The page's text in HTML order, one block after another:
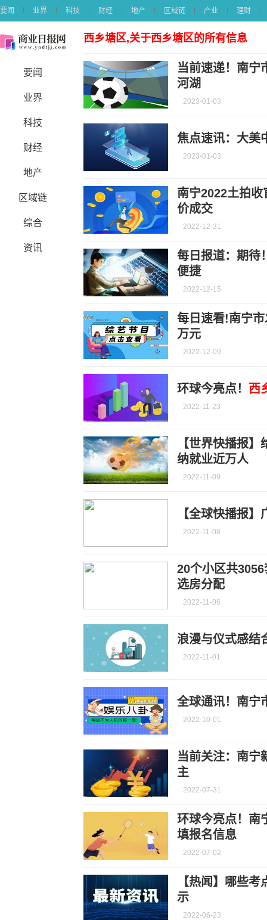
要闻 业界 科技 财经 地产 区域链 产业 理财
要闻
业界
科技
财经
地产
区域链
综合
资讯
西乡塘区,关于西乡塘区的所有信息
当前速递！南宁
河湖
2023-01-03
焦点速讯：大美
2023-01-03
南宁2022土拍收
价成交
2022-12-31
每日报道：期待
便捷
2022-12-15
每日速看!南宁
万元
2022-12-09
环球今亮点！ 西
2022-11-23
【世界快播报
纳就业近万人
2022-11-09
【全球快播报
2022-11-08
20个小区共
选房分配
2022-11-06
浪漫与仪式感结
2022-11-01
全球通讯！南宁
2022-10-01
当前关注：南宁
主
2022-07-31
环球今亮点！南
填报名信息
2022-07-02
【热闻】哪些
示
2022-06-23